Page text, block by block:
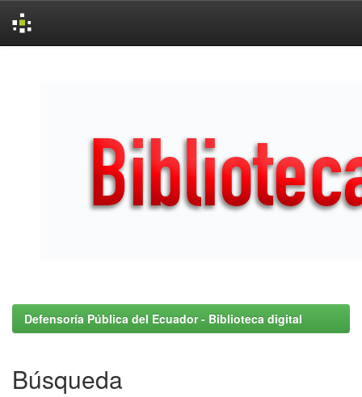
Defensoría Pública del Ecuador - Biblioteca digital
Búsqueda